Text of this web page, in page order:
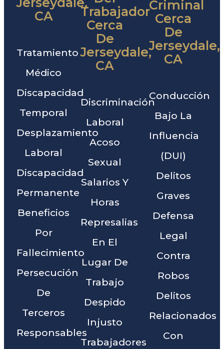
CA
Tratamiento
Médico
Discapacidad
Temporal
Desplazamiento
Laboral
Discapacidad
Permanente
Beneficios
Por
Fallecimiento
Persecución
De
Terceros
Responsables
Trabajador
Cerca
De
Jerseydale,
CA
Discriminación
Laboral
Acoso
Sexual
Salarios Y
Horas
Represalias
En El
Lugar De
Trabajo
Despido
Injusto
Trabajadores
Criminal
Cerca
De
Jerseydale,
CA
Conducción
Bajo La
Influencia
(DUI)
Delitos
Graves
Defensa
Legal
Contra
Robos
Delitos
Relacionados
Con